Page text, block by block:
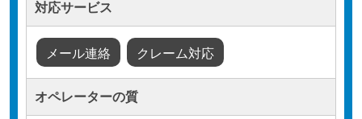
対応サービス
メール連絡 クレーム対応
オペレーターの質